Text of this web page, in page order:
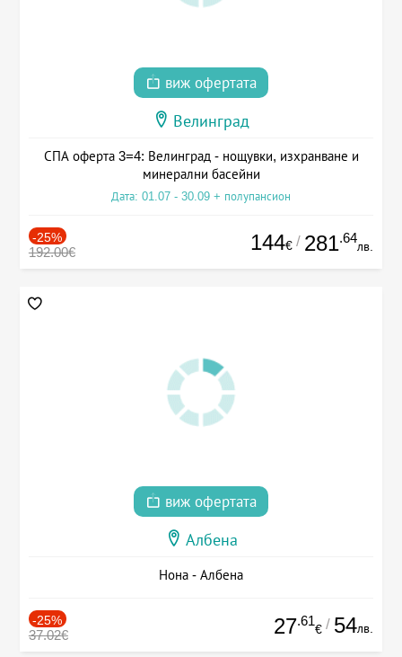
виж офертата
Велинград
СПА оферта 3=4: Велинград - нощувки, изхранване и
минерални басейни
Дата: 01.07 - 30.09 + полупансион
-25%
192.00€ 144€ / 281.64
лв.
виж офертата
Албена
Нона - Албена
-25%
37.02€ 27.61
€ / 54лв.